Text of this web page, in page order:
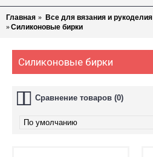
Главная Все для вязания и рукоделия
Силиконовые бирки
Силиконовые бирки
Сравнение товаров (0)